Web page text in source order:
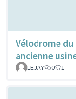
Vélodrome du
ancienne
LEJAY
0 1